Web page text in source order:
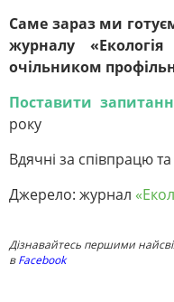
Саме зараз ми
журналу
очільником
Поставити
року
Вдячні за співпрацю
Джерело: журнал
Дізнавайтесь першими
вFacebook